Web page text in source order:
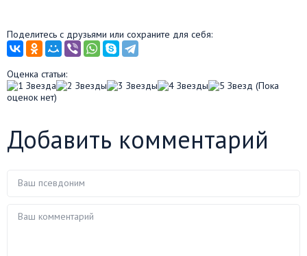
Поделитесь с друзьями или сохраните для себя:
Оценка статьи:
(Пока
оценок нет)
Добавить комментарий